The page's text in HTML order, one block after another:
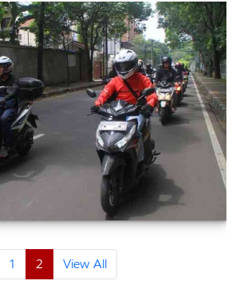
1 2 View All